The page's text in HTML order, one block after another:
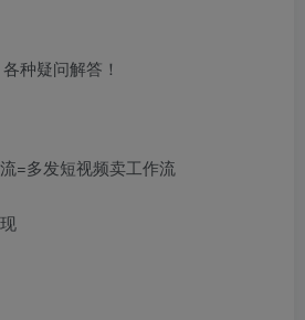
种疑问解答！
=多发短视频卖工作流